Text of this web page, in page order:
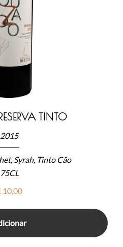
TINTO
2015
Syrah, Tinto Cão
75CL
10,00